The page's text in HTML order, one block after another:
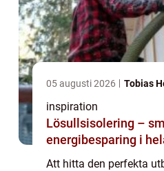
05 augusti 2026 Tobias
inspiration
Lösullsisolering –
energibesparing i
Att hitta den perfekta